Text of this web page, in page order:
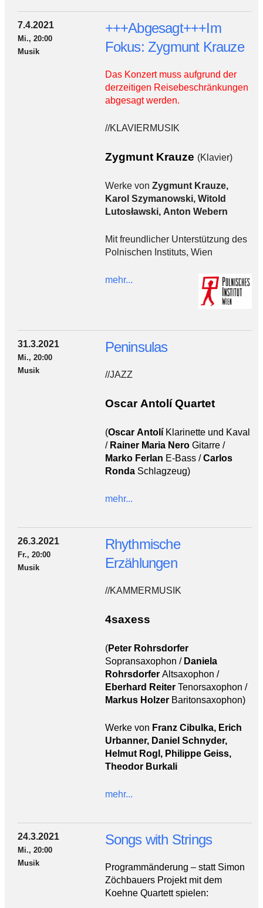
7.4.2021
Mi., 20:00
Musik
+++Abgesagt+++Im
Fokus: Zygmunt Krauze
Das Konzert muss aufgrund der
derzeitigen Reisebeschränkungen
abgesagt werden.
//KLAVIERMUSIK
Zygmunt Krauze (Klavier)
Werke von Zygmunt Krauze,
Karol Szymanowski, Witold
Lutosławski, Anton Webern
Mit freundlicher Unterstützung des
Polnischen Instituts, Wien
mehr...
31.3.2021
Mi., 20:00
Musik
Peninsulas
//JAZZ
Oscar Antolí Quartet
(Oscar Antolí Klarinette und Kaval
/ Rainer Maria NeroGitarre /
Marko Ferlan E-Bass /Carlos
RondaSchlagzeug)
mehr...
26.3.2021
Fr., 20:00
Musik
Rhythmische
Erzählungen
//KAMMERMUSIK
4saxess
(Peter Rohrsdorfer
Sopransaxophon / Daniela
RohrsdorferAltsaxophon /
Eberhard ReiterTenorsaxophon /
Markus HolzerBaritonsaxophon)
Werke von Franz Cibulka, Erich
Urbanner, Daniel Schnyder,
Helmut Rogl, Philippe Geiss,
Theodor Burkali
mehr...
24.3.2021
Mi., 20:00
Musik
Songs with Strings
Programmänderung – statt Simon
Zöchbauers Projekt mit dem
Koehne Quartett spielen: